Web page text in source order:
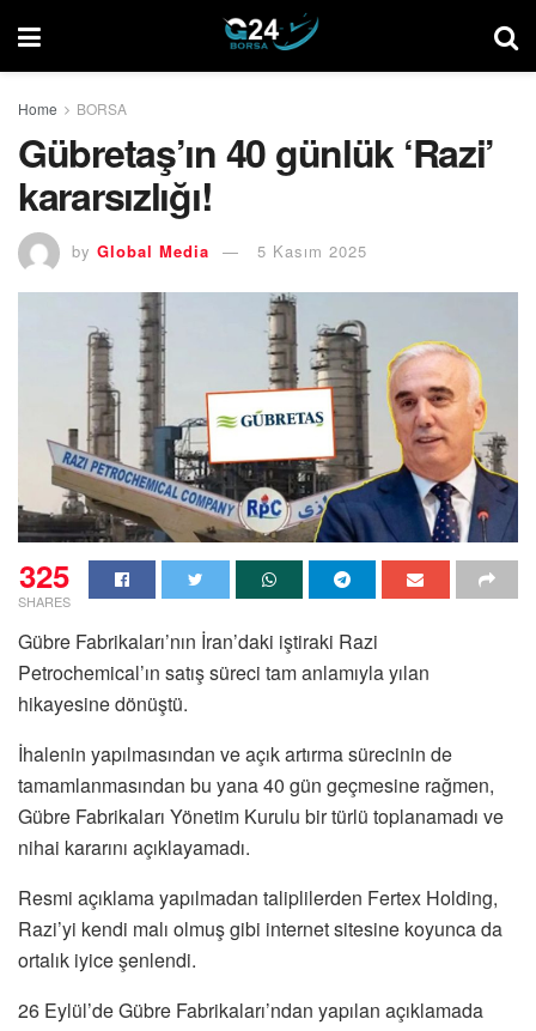
Home BORSA
Gübretaş’ın 40 günlük ‘Razi’
kararsızlığı!
by Global Media 5 Kasım 2025
325
SHARES
Gübre Fabrikaları’nın İran’daki iştiraki Razi
Petrochemical’ın satış süreci tam anlamıyla yılan
hikayesine dönüştü.
İhalenin yapılmasından ve açık artırma sürecinin de
tamamlanmasından bu yana 40 gün geçmesine rağmen,
Gübre Fabrikaları Yönetim Kurulu bir türlü toplanamadı ve
nihai kararını açıklayamadı.
Resmi açıklama yapılmadan taliplilerden Fertex Holding,
Razi’yi kendi malı olmuş gibi internet sitesine koyunca da
ortalık iyice şenlendi.
26 Eylül’de Gübre Fabrikaları’ndan yapılan açıklamada